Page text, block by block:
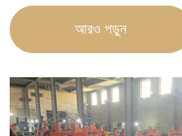
আরও পড়ুন